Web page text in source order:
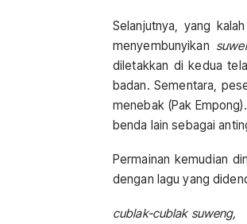
Selanjutnya, yang
menyembunyikan
diletakkan di kedua
badan. Sementara,
menebak (Pak
benda lain sebagai
Permainan kemudian
dengan lagu yang
cublak-cublak suweng,